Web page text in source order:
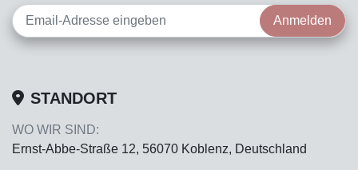
Anmelden
STANDORT
WO WIR SIND:
Ernst-Abbe-Straße 12, 56070 Koblenz, Deutschland